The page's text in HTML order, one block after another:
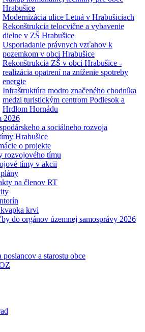
Hrabušice
Modernizácia ulice Letná v Hrabušiciach
Rekonštrukcia telocvične a vybavenie
dielne v ZŠ Hrabušice
Usporiadanie právnych vzťahov k
pozemkom v obci Hrabušice
Rekonštrukcia ZŠ v obci Hrabušice -
realizácia opatrení na zníženie spotreby
energie
Infraštruktúra modro značeného chodníka
medzi turistickým centrom Podlesok a
Hrdlom Hornádu
2026
a sociálneho rozvoja
Hrabušice
o projekte
rozvojového tímu
tímy v akcii
na členov RT
krvi
do orgánov územnej samosprávy 2026
a starostu obce